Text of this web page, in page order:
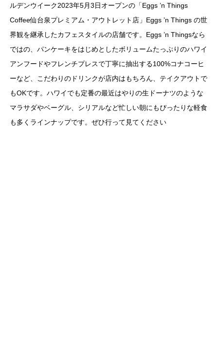
ルデンウイーク2023年5月3日オープンの「Eggs ’n Things
Coffee仙台泉プレミアム・アウトレット店」Eggs ’n Things の世
界観を継承したカフェスタイルの店舗です。Eggs ’n Thingsなら
ではの、パンケーキをはじめとしたボリュームたっぷりのハワイ
アンフードやフレンチプレスで丁寧に抽出する100%コナコーヒ
ーなど、こだわりのドリンクが店内はもちろん、テイクアウトで
もOKです。ハワイでも定番の最近はやりの生ドーナツのような
マラサダやベーグル、シリアルなど忙しい朝にもぴったりな軽食
も多くラインナップです。ぜひ行って見てください